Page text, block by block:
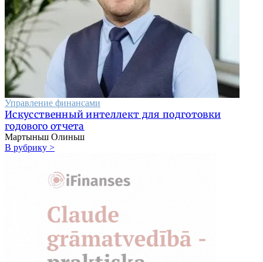
Управление финансами
Искусственный интеллект для подготовки
годового отчета
Мартыньш Олиньш
В рубрику >